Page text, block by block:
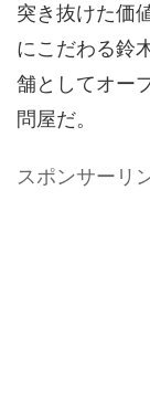
突き抜けた価
にこだわる鈴
舗としてオー
問屋だ。
スポンサーリ